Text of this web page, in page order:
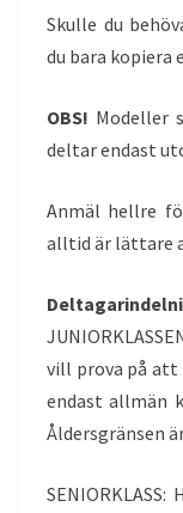
Skulle du
du bara
OBS! Modeller
deltar endast
Anmäl hellre
alltid är lättare
vill prova på att
endast allmän
Åldersgränsen